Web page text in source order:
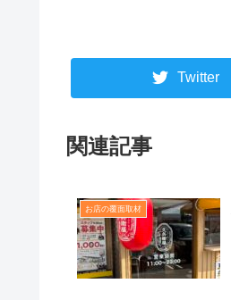
Twitter
関連記事
お店の覆面取材